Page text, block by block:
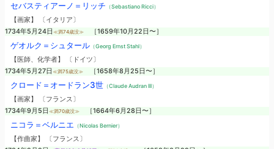
セバスティアーノ＝リッチ （Sebastiano Ricci）
【画家】 〔イタリア〕
1734年5月24日 ≪満74歳没≫ ［1659年10月22日〜］
ゲオルク＝シュタール（Georg Ernst Stahl）
【医師、化学者】 〔ドイツ〕
1734年5月27日 ≪満75歳没≫ ［1658年8月25日〜］
クロード＝オードラン3世（Claude Audran III）
【画家】 〔フランス〕
1734年9月5日 ≪満70歳没≫ ［1664年6月28日〜］
ニコラ＝ベルニエ （Nicolas Bernier）
【作曲家】 〔フランス〕